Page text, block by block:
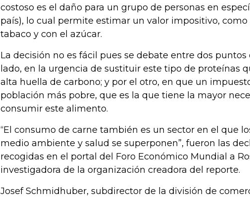
costoso es el daño para un grupo de personas en
país), lo cual permite estimar un valor impositivo, como
tabaco y con el azúcar.
La decisión no es fácil pues se debate entre dos puntos
lado, en la urgencia de sustituir este tipo de proteínas
alta huella de carbono; y por el otro, en que un
población más pobre, que es la que tiene la mayor
consumir este alimento.
“El consumo de carne también es un sector en el que
medio ambiente y salud se superponen”, fueron las
recogidas en el portal del Foro Económico Mundial a
investigadora de la organización creadora del reporte.
Josef Schmidhuber, subdirector de la división de